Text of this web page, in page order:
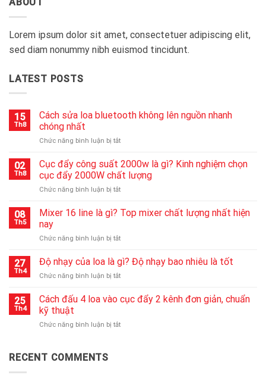
Lorem ipsum dolor sit amet, consectetuer adipiscing elit,
sed diam nonummy nibh euismod tincidunt.
LATEST POSTS
15
Th8
Cách sửa loa bluetooth không lên nguồn nhanh
chóng nhất
Chức năng bình luận bị tắtở
sửa
loa
bluetooth
không
nguồn
nhất
02
Th8
Cục đẩy công suất 2000w là gì? Kinh nghiệm chọn
cục đẩy 2000W chất lượng
Chức năng bình luận bị tắtở
đẩy
công
2000w
gì?
nghiệm
cục
08
Th5
Mixer 16 line là gì? Top mixer chất lượng nhất hiện
nay
Chức năng bình luận bị tắtở
16
line
là
Top
lượng
27
Th4
Độ nhạy của loa là gì? Độ nhạy bao nhiêu là tốt
Chức năng bình luận bị tắtở
nhạy
của
là
25
Th4
Cách đấu 4 loa vào cục đẩy 2 kênh đơn giản, chuẩn
kỹ thuật
Chức năng bình luận bị tắtở
RECENT COMMENTS